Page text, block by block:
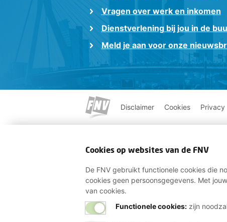
Vragen over werk en inkomen
Dienstverlening bij jou in de
Meld je aan voor onze
Disclaimer Cookies Privacy
Cookies op websites van de FNV
De FNV gebruikt functionele cookies die
cookies geen persoonsgegevens. Met
van cookies.
Functionele cookies:zijn